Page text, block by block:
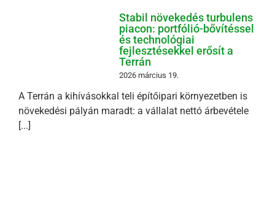
Stabil növekedés turbulens
piacon: portfólió-bővítéssel
és technológiai
fejlesztésekkel erősít a
Terrán
2026 március 19.
A Terrán a kihívásokkal teli építőipari környezetben is
növekedési pályán maradt: a vállalat nettó árbevétele
[...]